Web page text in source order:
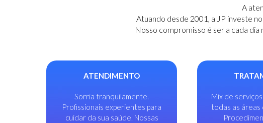
A
Atuando desde 2001, a JP investe
Nosso compromisso é ser a cada
ATENDIMENTO
Sorria tranquilamente.
Profissionais experientes para
cuidar da sua saúde. Nossas
Mix de
todas as áreas